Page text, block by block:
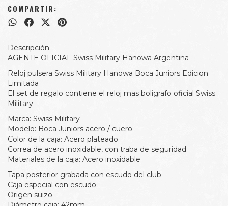
COMPARTIR:
Descripción
AGENTE OFICIAL Swiss Military Hanowa Argentina
Reloj pulsera Swiss Military Hanowa Boca Juniors Edicion
Limitada
El set de regalo contiene el reloj mas boligrafo oficial Swiss
Military
Marca: Swiss Military
Modelo: Boca Juniors acero / cuero
Color de la caja: Acero plateado
Correa de acero inoxidable, con traba de seguridad
Materiales de la caja: Acero inoxidable
Tapa posterior grabada con escudo del club
Caja especial con escudo
Origen suizo